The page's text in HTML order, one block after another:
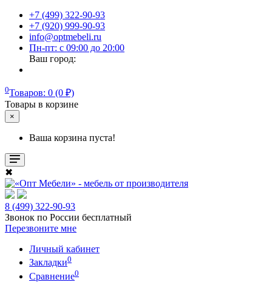
+7 (499) 322-90-93
+7 (920) 999-90-93
info@optmebeli.ru
Пн-пт: с 09:00 до 20:00
Ваш город:
0Товаров: 0 (0 ₽)
Товары в корзине
×
Ваша корзина пуста!
✖
8 (499) 322-90-93
Звонок по России бесплатный
Перезвоните мне
Личный кабинет
Закладки0
Сравнение0